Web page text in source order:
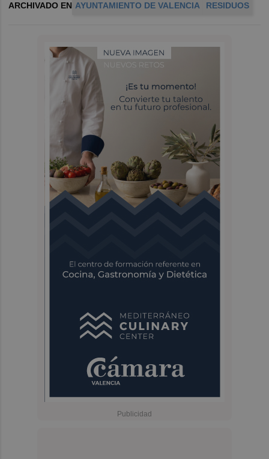
ARCHIVADO EN AYUNTAMIENTO DE VALENCIA RESIDUOS